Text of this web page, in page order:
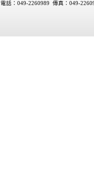
電話：049-2260989 傳真：049-